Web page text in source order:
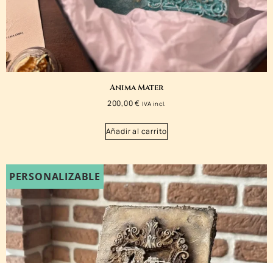
Anima Mater
200,00€ IVA incl.
Añadir al carrito
PERSONALIZABLE